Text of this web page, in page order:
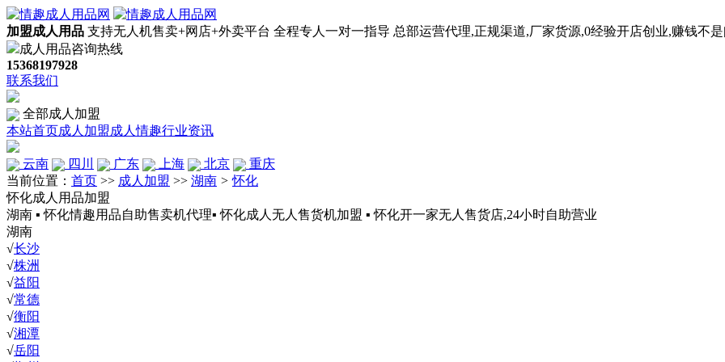
加盟成人用品 支持无人机售卖+网店+外卖平台 全程专人一对一指导 总部运营代理,正规渠道,厂家货源,0经验开店创业,赚钱不
成人用品咨询热线
15368197928
联系我们
全部成人加盟
本站首页成人加盟成人情趣行业资讯
云南 四川 广东 上海 北京
重庆
当前位置： 首页 >> 成人加盟 >> 湖南 > 怀化
怀化成人用品加盟
湖南 ▪ 怀化情趣用品自助售卖机代理▪ 怀化成人无人售货机加盟 ▪ 怀化开一家无人售货店,24小时自助营业
湖南
√长沙
√株洲
√益阳
√常德
√衡阳
√湘潭
√岳阳